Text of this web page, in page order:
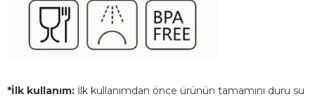
*İlk kullanım: İlk kullanımdan önce ürünün tamamını duru su